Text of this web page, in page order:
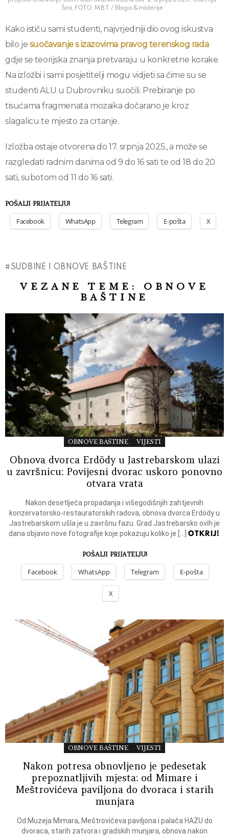
Šira, FOTO: M.B.T. / Blaga & misterije
Kako ističu sami studenti, najvrjedniji dio ovog iskustva
bilo je suočavanje s izazovima pravog terenskog rada
gdje se teorijska znanja pretvaraju u konkretne korake.
Na izložbi i sami posjetitelji mogu vidjeti sa čime su se
studenti ALU u Dubrovniku suočili. Prebiranje po
tisućama fragmenata mozaika dočarano je kroz
slagalicu te mjesto za crtanje.
Izložba ostaje otvorena do 17. srpnja 2025., a može se
razgledati radnim danima od 9 do 16 sati te od 18 do 20
sati, subotom od 11 do 16 sati.
POŠALJI PRIJATELJU!
Facebook WhatsApp Telegram E-pošta X
SUDBINE I OBNOVE BAŠTINE
VEZANE TEME: OBNOVE
BAŠTINE
OBNOVE BAŠTINE VIJESTI
Obnova dvorca Erdödy u Jastrebarskom ulazi
u završnicu: Povijesni dvorac uskoro ponovno
otvara vrata
Nakon desetljeća propadanja i višegodišnjih zahtjevnih
konzervatorsko-restauratorskih radova, obnova dvorca Erdödy u
Jastrebarskom ušla je u završnu fazu. Grad Jastrebarsko ovih je
dana objavio nove fotografije koje pokazuju koliko je […]OTKRIJ!
POŠALJI PRIJATELJU!
Facebook WhatsApp Telegram E-pošta
X
OBNOVE BAŠTINE VIJESTI
Nakon potresa obnovljeno je pedesetak
prepoznatljivih mjesta: od Mimare i
Meštrovićeva paviljona do dvoraca i starih
munjara
Od Muzeja Mimara, Meštrovićeva paviljona i palača HAZU do
dvoraca, starih zatvora i gradskih munjara, obnova nakon